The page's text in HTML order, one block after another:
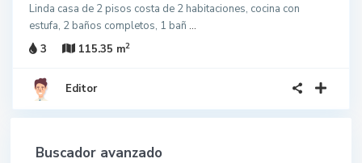
Linda casa de 2 pisos costa de 2 habitaciones, cocina con
estufa, 2 baños completos, 1 bañ ...
3
115.35 m2
Editor
Buscador avanzado